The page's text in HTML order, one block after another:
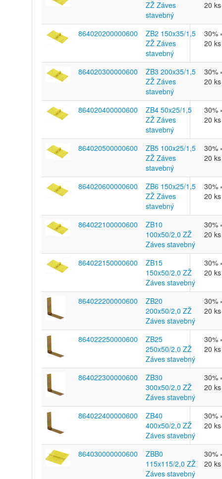
ZŽ Záves
stavebný
20 ks
864020200000600
ZB2 150x35/1,5
ZŽ Záves
stavebný
30%
20 ks
864020300000600
ZB3 200x35/1,5
ZŽ Záves
stavebný
30%
20 ks
864020400000600
ZB4 50x25/1,5
ZŽ Záves
stavebný
30%
20 ks
864020500000600
ZB5 100x25/1,5
ZŽ Záves
stavebný
30%
20 ks
864020600000600
ZB6 150x25/1,5
ZŽ Záves
stavebný
30%
20 ks
864022100000600
ZB10
100x50/2,0 ZŽ
Záves stavebný
30%
20 ks
864022150000600
ZB15
150x50/2,0 ZŽ
Záves stavebný
30%
20 ks
864022200000600
ZB20
200x50/2,0 ZŽ
Záves stavebný
30%
20 ks
864022250000600
ZB25
250x50/2,0 ZŽ
Záves stavebný
30%
20 ks
864022300000600
ZB30
300x50/2,0 ZŽ
Záves stavebný
30%
20 ks
864022400000600
ZB40
400x50/2,0 ZŽ
Záves stavebný
30%
20 ks
864030000000600
ZBB0
115x115/2,0 ZŽ
Záves stavebný
30%
20 ks